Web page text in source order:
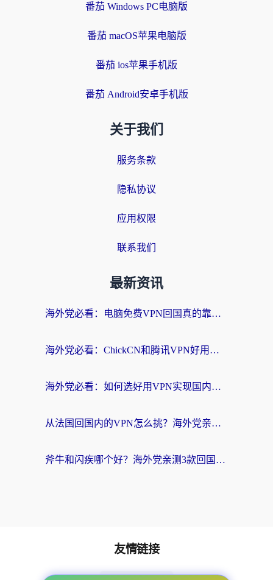
番茄 Windows PC电脑版
番茄 macOS苹果电脑版
番茄 ios苹果手机版
番茄 Android安卓手机版
关于我们
服务条款
隐私协议
应用权限
联系我们
最新资讯
海外党必看：电脑免费VPN回国真的靠谱吗？附实测对比与最优方案指南
海外党必看：ChickCN和腾讯VPN好用吗？3招选对回国加速器，告别地区限制
海外党必看：如何选好用VPN实现国内资源无缝访问？从越南到全球都适用
从法国回国内的VPN怎么挑？海外党亲测：稳定、多端、安全才是关键
斧牛和闪疾哪个好？海外党亲测3款回国加速器，教你选到不踩坑的那一款
友情链接